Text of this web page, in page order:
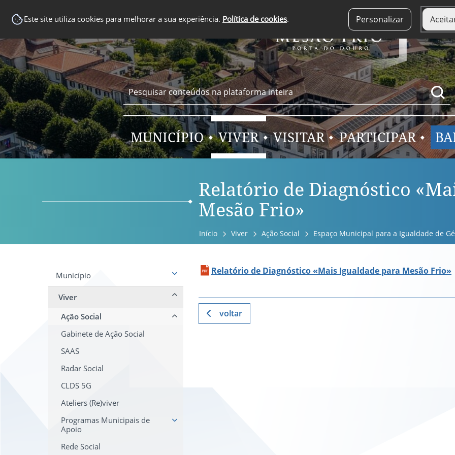
Este site utiliza cookies para melhorar a sua experiência. Política de cookies. Personalizar
MUNICÍPIO VIVER VISITAR PARTICIPAR
Relatório de Diagnóstico
Mesão Frio»
Início Viver Ação Social Espaço Municipal para a Igualdade de
Município
Viver
Ação Social
Gabinete de Ação Social
SAAS
Radar Social
CLDS 5G
Ateliers (Re)viver
Programas Municipais de
Apoio
Rede Social
Relatório de Diagnóstico «Mais Igualdade para Mesão Frio»
voltar